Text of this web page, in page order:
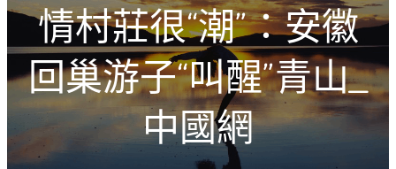
情村莊很“潮”：安徽
回巢游子“叫醒”青山_
中國網